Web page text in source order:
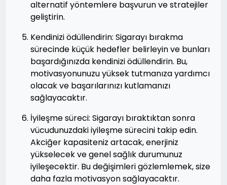
alternatif yöntemlere başvurun ve stratejiler
geliştirin.
Kendinizi ödüllendirin: Sigarayı bırakma
sürecinde küçük hedefler belirleyin ve bunları
başardığınızda kendinizi ödüllendirin. Bu,
motivasyonunuzu yüksek tutmanıza yardımcı
olacak ve başarılarınızı kutlamanızı
sağlayacaktır.
İyileşme süreci: Sigarayı bıraktıktan sonra
vücudunuzdaki iyileşme sürecini takip edin.
Akciğer kapasiteniz artacak, enerjiniz
yükselecek ve genel sağlık durumunuz
iyileşecektir. Bu değişimleri gözlemlemek, size
daha fazla motivasyon sağlayacaktır.